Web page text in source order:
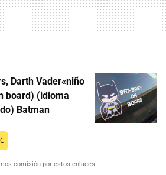
Darth Vader«niño
board) (idioma
Batman
€
comisión por estos enlaces